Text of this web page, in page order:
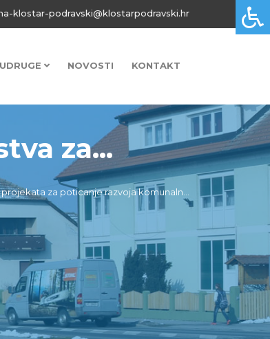
klostar-podravski@klostarpodravski.hr
UDRUGE NOVOSTI KONTAKT
za...
za poticanje razvoja komunaln...